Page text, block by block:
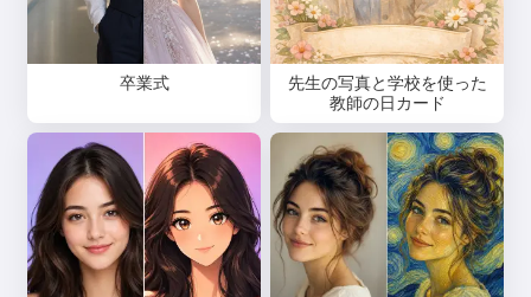
卒業式
先生の写真と学校を使った
教師の日カード